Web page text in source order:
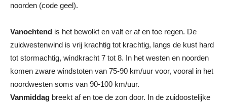
noorden (code geel).
Vanochtend is het bewolkt en valt er af en toe regen. De
zuidwestenwind is vrij krachtig tot krachtig, langs de kust hard
tot stormachtig, windkracht 7 tot 8. In het westen en noorden
komen zware windstoten van 75-90 km/uur voor, vooral in het
noordwesten soms van 90-100 km/uur.
Vanmiddag breekt af en toe de zon door. In de zuidoostelijke